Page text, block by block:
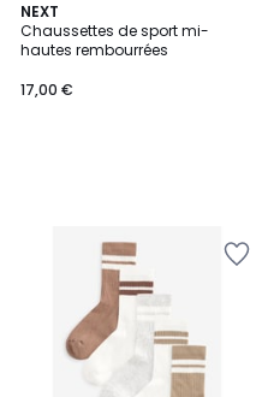
NEXT
Chaussettes de sport mi-
hautes rembourrées
17,00 €